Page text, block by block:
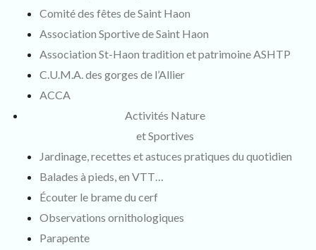
Comité des fêtes de Saint Haon
Association Sportive de Saint Haon
Association St-Haon tradition et patrimoine ASHTP
C.U.M.A. des gorges de l’Allier
ACCA
Activités Nature
et Sportives
Jardinage, recettes et astuces pratiques du quotidien
Balades à pieds, en VTT…
Écouter le brame du cerf
Observations ornithologiques
Parapente